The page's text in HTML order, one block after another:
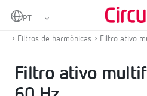
Home
Filtros de harmónicas
Filtro ativo
Filtro ativo